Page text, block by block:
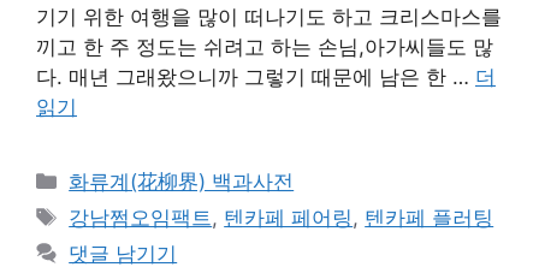
기기 위한 여행을 많이 떠나기도 하고 크리스마스를
끼고 한 주 정도는 쉬려고 하는 손님,아가씨들도 많
다. 매년 그래왔으니까 그렇기 때문에 남은 한 … 더
읽기
카
테
화류계(花柳界) 백과사전
태
그
강남쩜오임팩트, 텐카페 페어링, 텐카페 플러팅
댓글 남기기